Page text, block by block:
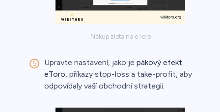
Nákup zlata na eToro
Upravte nastavení, jako je pákový efekt
eToro, příkazy stop-loss a take-profit, aby
odpovídaly vaší obchodní strategii.